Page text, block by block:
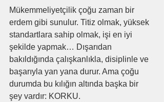
Mükemmeliyetçilik çoğu zaman bir
erdem gibi sunulur. Titiz olmak, yüksek
standartlara sahip olmak, işi en iyi
şekilde yapmak… Dışarıdan
bakıldığında çalışkanlıkla, disiplinle ve
başarıyla yan yana durur. Ama çoğu
durumda bu kılığın altında başka bir
şey vardır: KORKU.